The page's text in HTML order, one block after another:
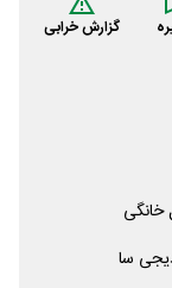
گزارش خرابی
خانگی
سا